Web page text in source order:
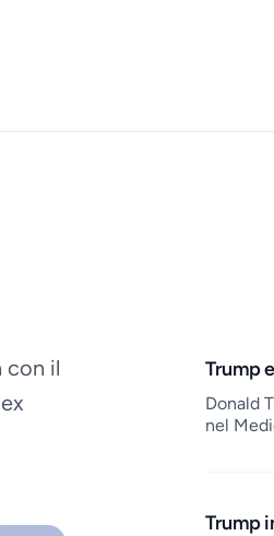
con il
Job
Trump
Donald
nel
Trump